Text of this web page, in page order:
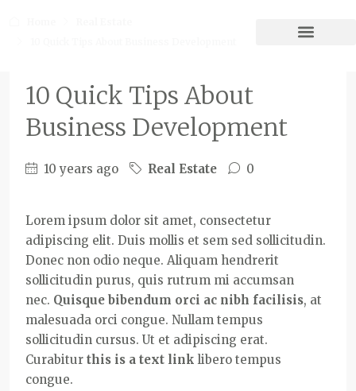
10 Quick Tips About
Business Development
10 years ago Real Estate 0
Lorem ipsum dolor sit amet, consectetur
adipiscing elit. Duis mollis et sem sed sollicitudin.
Donec non odio neque. Aliquam hendrerit
sollicitudin purus, quis rutrum mi accumsan
nec. Quisque bibendum orci ac nibh facilisis, at
malesuada orci congue. Nullam tempus
sollicitudin cursus. Ut et adipiscing erat.
Curabitur this is a text link libero tempus
congue.